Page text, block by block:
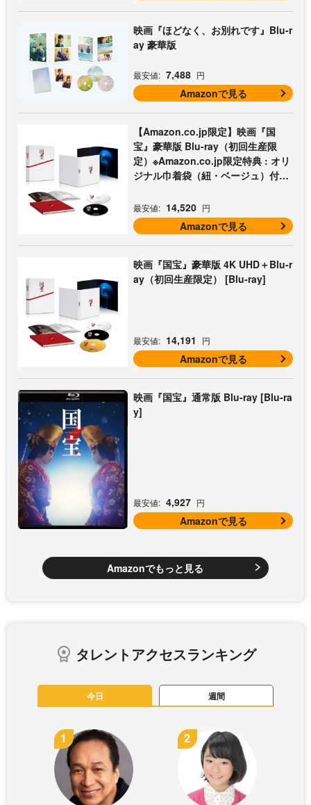
映画『ほどなく、お別れです』Blu-r
ay 豪華版
最安値: 7,488 円
Amazonで見る
【Amazon.co.jp限定】映画『国
宝』豪華版 Blu-ray（初回生産限
定）※Amazon.co.jp限定特典 : オリ
ジナル巾着袋（紐・ベージュ）付き
最安値: 14,520 円
Amazonで見る
映画『国宝』豪華版 4K UHD＋Blu-r
ay（初回生産限定） [Blu-ray]
最安値: 14,191 円
Amazonで見る
映画『国宝』通常版 Blu-ray [Blu-ra
y]
最安値: 4,927 円
Amazonで見る
Amazonでもっと見る
タレントアクセスランキング
今日 週間